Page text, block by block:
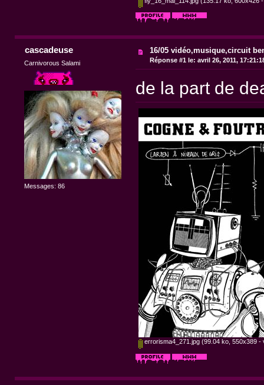
cascadeuse
Carnivorous Salami
Messages: 86
16/05 vidéo,musique,circuit
Réponse #1 le: avril 26, 2011,
de la part de
errorisma4_271.jpg (99.04 ko, 550x389 -